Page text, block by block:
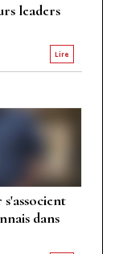
leaders
Lire
dans